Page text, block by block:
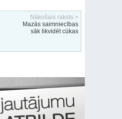
Nākošais raksts >
Mazās saimniecības
sāk likvidēt cūkas